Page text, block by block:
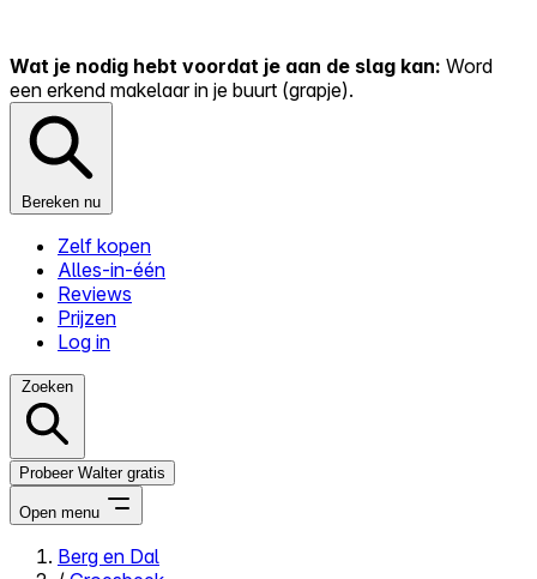
Wat je nodig hebt voordat je aan de slag kan: Word
een erkend makelaar in je buurt (grapje).
Bereken nu
Zelf kopen
Alles-in-één
Reviews
Prijzen
Log in
Zoeken
Probeer Walter gratis
Open menu
Berg en Dal